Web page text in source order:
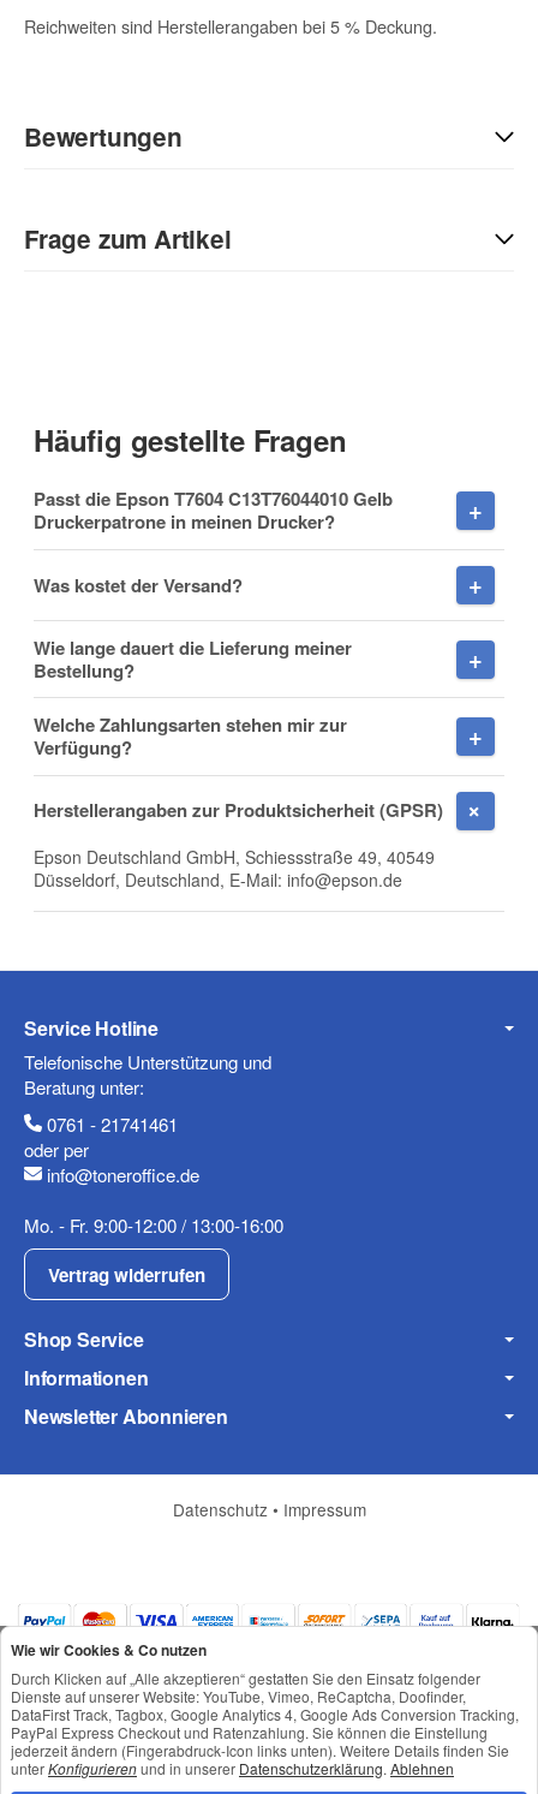
Reichweiten sind Herstellerangaben bei 5 % Deckung.
Bewertungen
Sie Anderen bei der Kaufentscheidung:
Frage zum Artikel
Firma
E-Mail
Mobiltelefon
Fax
Frage zum Artikel
Häufig gestellte Fragen
Passt die Epson T7604 C13T76044010 Gelb
Druckerpatrone in meinen Drucker?
Was kostet der Versand?
Wie lange dauert die Lieferung meiner
Bestellung?
Welche Zahlungsarten stehen mir zur
Verfügung?
Herstellerangaben zur Produktsicherheit (GPSR)
Epson Deutschland GmbH, Schiessstraße 49, 40549
Düsseldorf, Deutschland, E-Mail: info@epson.de
Service Hotline
Telefonische Unterstützung und
Beratung unter:
0761 - 21741461
oder per
info@toneroffice.de
Mo. - Fr. 9:00-12:00 / 13:00-16:00
Vertrag widerrufen
Shop Service
Informationen
Newsletter Abonnieren
Datenschutz • Impressum
*Alle Preise inkl. gesetzlicher USt., zzgl.Versand
© © Toneroffice.de
Wie wir Cookies & Co nutzen
Durch Klicken auf „Alle akzeptieren“ gestatten Sie den Einsatz folgender
Dienste auf unserer Website: YouTube, Vimeo, ReCaptcha, Doofinder,
DataFirst Track, Tagbox, Google Analytics 4, Google Ads Conversion Tracking,
PayPal Express Checkout und Ratenzahlung. Sie können die Einstellung
jederzeit ändern (Fingerabdruck-Icon links unten). Weitere Details finden Sie
unterKonfigurierenund in unserer Datenschutzerklärung. Ablehnen